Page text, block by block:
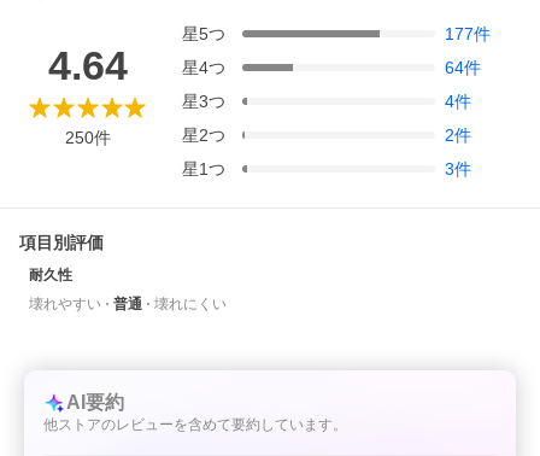
4.64
250件
星5つ 177件
星4つ 64件
星3つ 4件
星2つ 2件
星1つ 3件
項目別評価
耐久性
壊れやすい
普通 壊れにくい
AI要約
他ストアのレビューを含めて要約しています。